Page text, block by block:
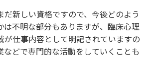
だ新しい資格ですので、今後どのよう
は不明な部分もありますが、臨床心理
が仕事内容として明記されていますの
などで専門的な活動をしていくことも